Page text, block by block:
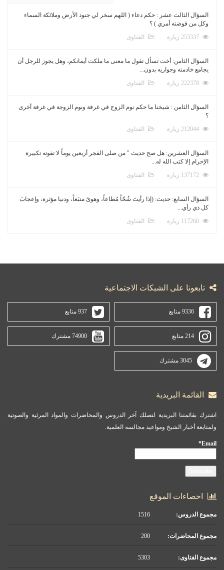
السؤال الثالث عشر : حكم دعاء ( اللهم سخر لي جنود الأرض وملائكة السماء
وكل من فوضته أمري ) ؟
الفتاوى
السؤال الثامن: أخت تسأل تقول ما معنى ما ملكت أيمانكم، وهل يجوز للرجل أن
يجامع خادمته وجواريه بدون...
الفتاوى
السؤال الثامن : شيخنا ما حكم نوم الزوج في غرفة ونوم الزوجة في غرفة أخرى
؟
الفتاوى
السؤال العشرين: هل صح حديث " من صلى الفجر أربعين يوماً لا تفوته تكبيرة
الإحرام إلا كتب الله له...
الفتاوى
السؤال السابع: حديث: (إذا رأيتَ شُحّاً مُطاعاً، وهوىً متبَعاً، ودنيا مؤثرة، وإعجابَ
كل ذي رأي...
الفتاوى
تابعونا على الشبكات الاجتماعية
9336 متابع 937 متابع
214 متابع 74900 مشترك
3045 مشترك
القائمة البريدية
اشترك بقائمتنا البريدية لتصلك آخر الدروس والمحاضرات والمواد المرئية والصوتية
ولمتابعة أخبار الشيخ ومواعيد مجالسه العلمية.
Email*
احصاءات الموقع
مجموع الدروس:
مجموع المحاضرات:
مجموع الفتاوى: